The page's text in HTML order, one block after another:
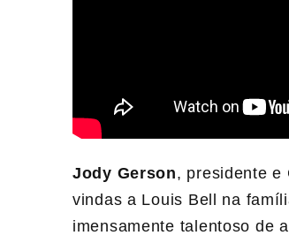
Jody Gerson, presidente e
vindas a Louis Bell na
imensamente talentoso de